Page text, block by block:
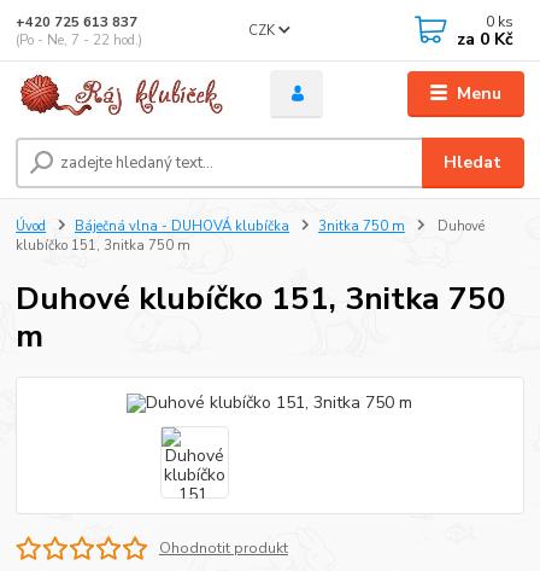
Menu
CZK
Hledat
+420 725 613 837
(Po - Ne, 7 - 22 hod.)
0 ks
za 0 Kč
Úvod Báječná vlna - DUHOVÁ klubíčka 3nitka 750 m
Duhové
klubíčko 151, 3nitka 750 m
Duhové klubíčko 151, 3nitka 750
m
Ohodnotit produkt